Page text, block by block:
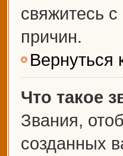
свяжитесь
причин.
Вернуться
Что такое
Звания,
созданных